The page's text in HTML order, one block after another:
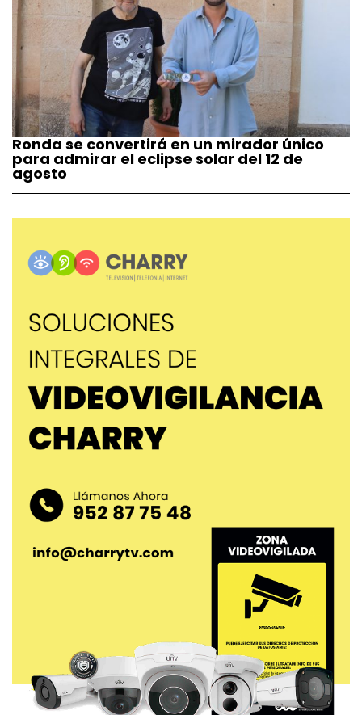
Ronda se convertirá en un mirador único
para admirar el eclipse solar del 12 de
agosto